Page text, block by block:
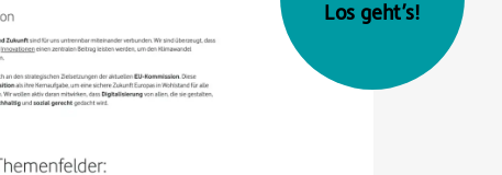
Los geht’s!